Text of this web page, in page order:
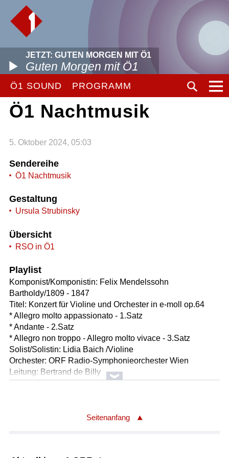
JETZT: GUTEN MORGEN MIT Ö1
Guten Morgen mit Ö1
Ö1 SOUND PROGRAMM
Ö1 Nachtmusik
5. Oktober 2024, 05:03
Sendereihe
Ö1 Nachtmusik
Gestaltung
Ursula Strubinsky
Übersicht
RSO in Ö1
Playlist
Komponist/Komponistin: Felix Mendelssohn
Bartholdy/1809 - 1847
Titel: Konzert für Violine und Orchester in e-moll op.64
* Allegro molto appassionato - 1.Satz
* Andante - 2.Satz
* Allegro non troppo - Allegro molto vivace - 3.Satz
Solist/Solistin: Lidia Baich /Violine
Orchester: ORF Radio-Symphonieorchester Wien
Leitung: Bertrand de Billy
Länge: 28:02 min
Seitenanfang